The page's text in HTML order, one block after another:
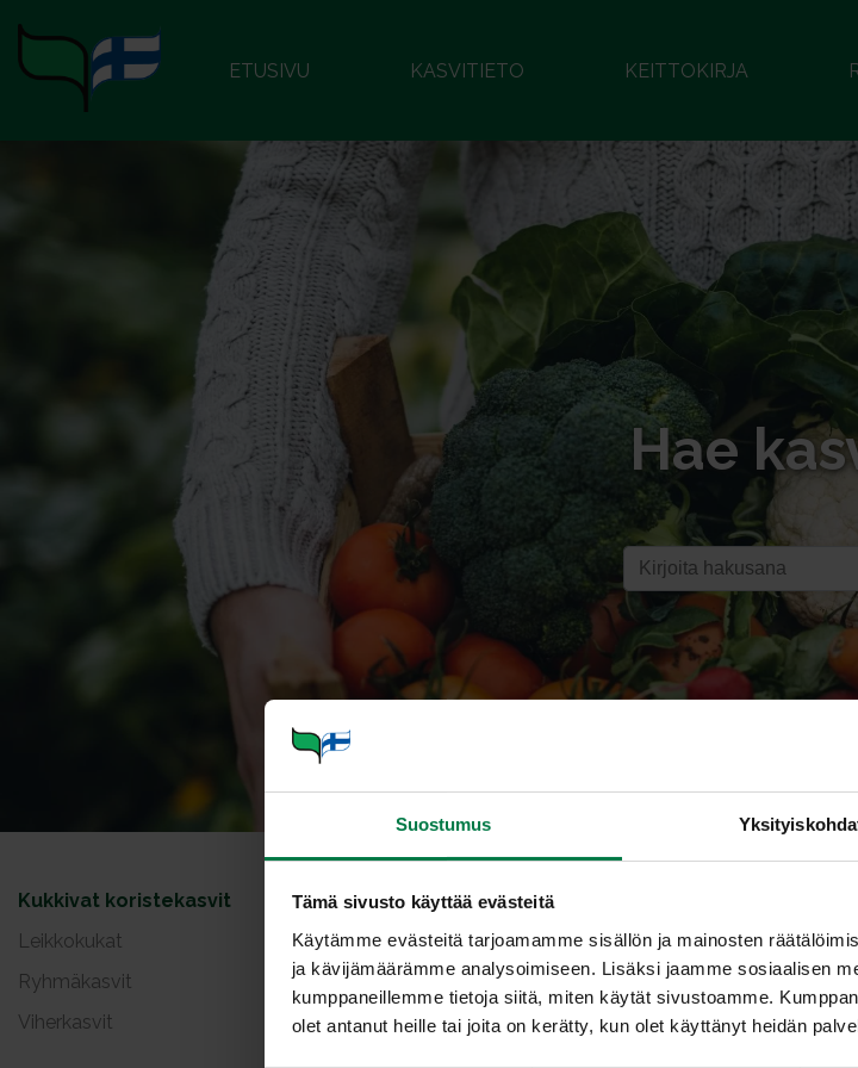
Suostumus
Tämä sivusto käyttää evästeitä
Käytämme evästeitä tarjoamamme sisällön ja mainosten
ja kävijämäärämme analysoimiseen. Lisäksi jaamme sosiaalisen
kumppaneillemme tietoja siitä, miten käytät sivustoamme.
olet antanut heille tai joita on kerätty, kun olet käyttänyt heidän
ETUSIVU KASVITIETO KEITTOKIRJA
Hae
Kukkivat koristekasvit
Leikkokukat
Ryhmäkasvit
Viherkasvit
Yleiset hoito-ohjeet
Sijoita kukat kotona valoisaan paikkaan, muttei